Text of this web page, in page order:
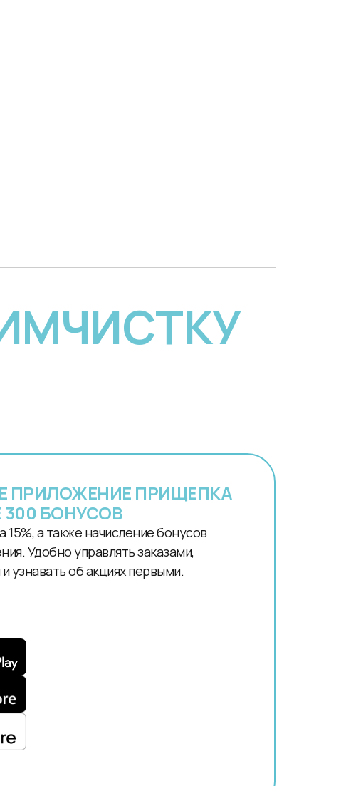
ПРИЛОЖЕНИЕ ПРИЩЕПКА
БОНУСОВ
15%, а также начисление бонусов
Удобно управлять заказами,
узнавать об акциях первыми.